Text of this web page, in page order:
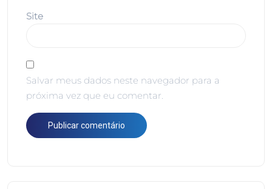
Site
Salvar meus dados neste navegador para a
próxima vez que eu comentar.